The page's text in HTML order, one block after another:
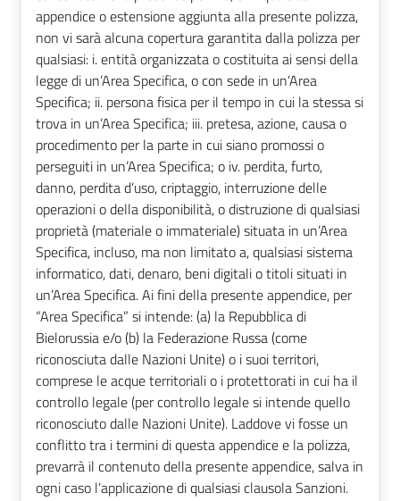
appendice o estensione aggiunta alla presente polizza,
non vi sarà alcuna copertura garantita dalla polizza per
qualsiasi: i. entità organizzata o costituita ai sensi della
legge di un’Area Specifica, o con sede in un’Area
Specifica; ii. persona fisica per il tempo in cui la stessa si
trova in un’Area Specifica; iii. pretesa, azione, causa o
procedimento per la parte in cui siano promossi o
perseguiti in un’Area Specifica; o iv. perdita, furto,
danno, perdita d’uso, criptaggio, interruzione delle
operazioni o della disponibilità, o distruzione di qualsiasi
proprietà (materiale o immateriale) situata in un’Area
Specifica, incluso, ma non limitato a, qualsiasi sistema
informatico, dati, denaro, beni digitali o titoli situati in
un’Area Specifica. Ai fini della presente appendice, per
“Area Specifica” si intende: (a) la Repubblica di
Bielorussia e/o (b) la Federazione Russa (come
riconosciuta dalle Nazioni Unite) o i suoi territori,
comprese le acque territoriali o i protettorati in cui ha il
controllo legale (per controllo legale si intende quello
riconosciuto dalle Nazioni Unite). Laddove vi fosse un
conflitto tra i termini di questa appendice e la polizza,
prevarrà il contenuto della presente appendice, salva in
ogni caso l’applicazione di qualsiasi clausola Sanzioni.